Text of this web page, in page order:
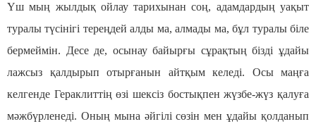
Үш мың жылдық ойлау тарихынан соң, адамдардың уақыт
туралы түсінігі тереңдей алды ма, алмады ма, бұл туралы біле
бермеймін. Десе де, осынау байырғы сұрақтың бізді ұдайы
лажсыз қалдырып отырғанын айтқым келеді. Осы маңға
келгенде Гераклиттің өзі шексіз бостықпен жүзбе-жүз қалуға
мәжбүрленеді. Оның мына әйгілі сөзін мен ұдайы қолданып